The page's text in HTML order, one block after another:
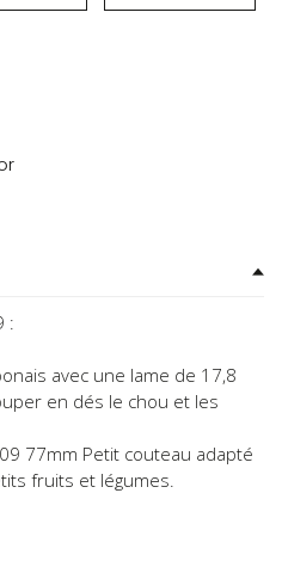
:
avec une lame de 17,8
en dés le chou et les
77mm Petit couteau adapté
fruits et légumes.